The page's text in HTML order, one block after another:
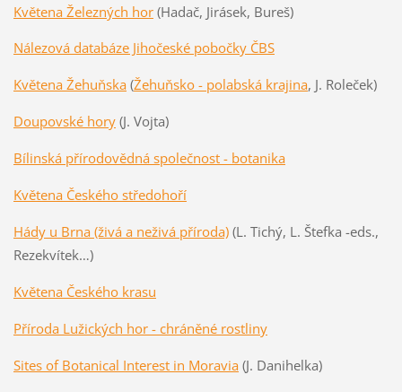
Květena Železných hor(Hadač, Jirásek, Bureš)
Nálezová databáze Jihočeské pobočky ČBS
Květena Žehuňska(Žehuňsko - polabská krajina, J. Roleček)
Doupovské hory(J. Vojta)
Bílinská přírodovědná společnost - botanika
Květena Českého středohoří
Hády u Brna (živá a neživá příroda)(L. Tichý, L. Štefka -eds.,
Rezekvítek…)
Květena Českého krasu
Příroda Lužických hor - chráněné rostliny
Sites of Botanical Interest in Moravia(J. Danihelka)